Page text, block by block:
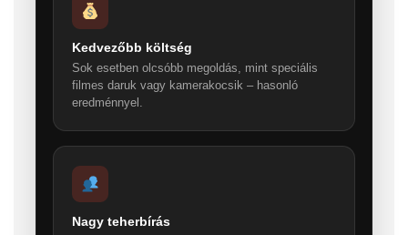
Kedvezőbb költség
Sok esetben olcsóbb megoldás, mint speciális
filmes daruk vagy kamerakocsik – hasonló
eredménnyel.
Nagy teherbírás